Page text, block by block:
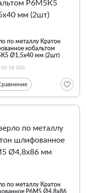
по металлу Кратон
кобальтом
Ø1,5х40 мм (2шт)
05 18 020
по металлу Кратон
Р6М5 Ø4,8х86